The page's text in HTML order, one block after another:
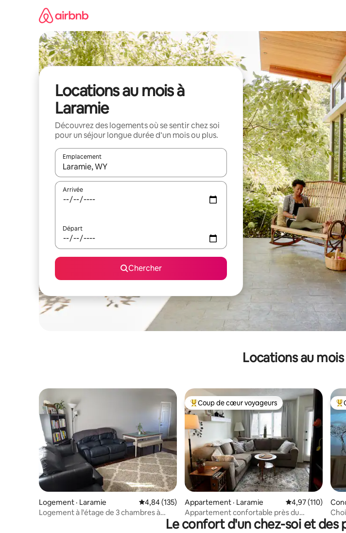
Locations au mois à
Laramie
Découvrez des logements où se sentir chez soi
pour un séjour longue durée d’un mois ou plus.
Emplacement
Quand les résultats sont affichés, parcourez-les en utilisant les flèches vers le haut et vers
Arrivée
Départ
Chercher
Locations au
Logement · Laramie Note moyenne de 4,84 sur 5, 135 commentaires
4,84 (135)
Logement à l'étage de 3 chambres à
Coup de cœur voyageurs parmi les plus aimés
Coup de cœur voyageurs
Appartement · Laramie Note moyenne
4,97 (110)
Appartement confortable près du
campus !
Le confort d'un chez-soi et des